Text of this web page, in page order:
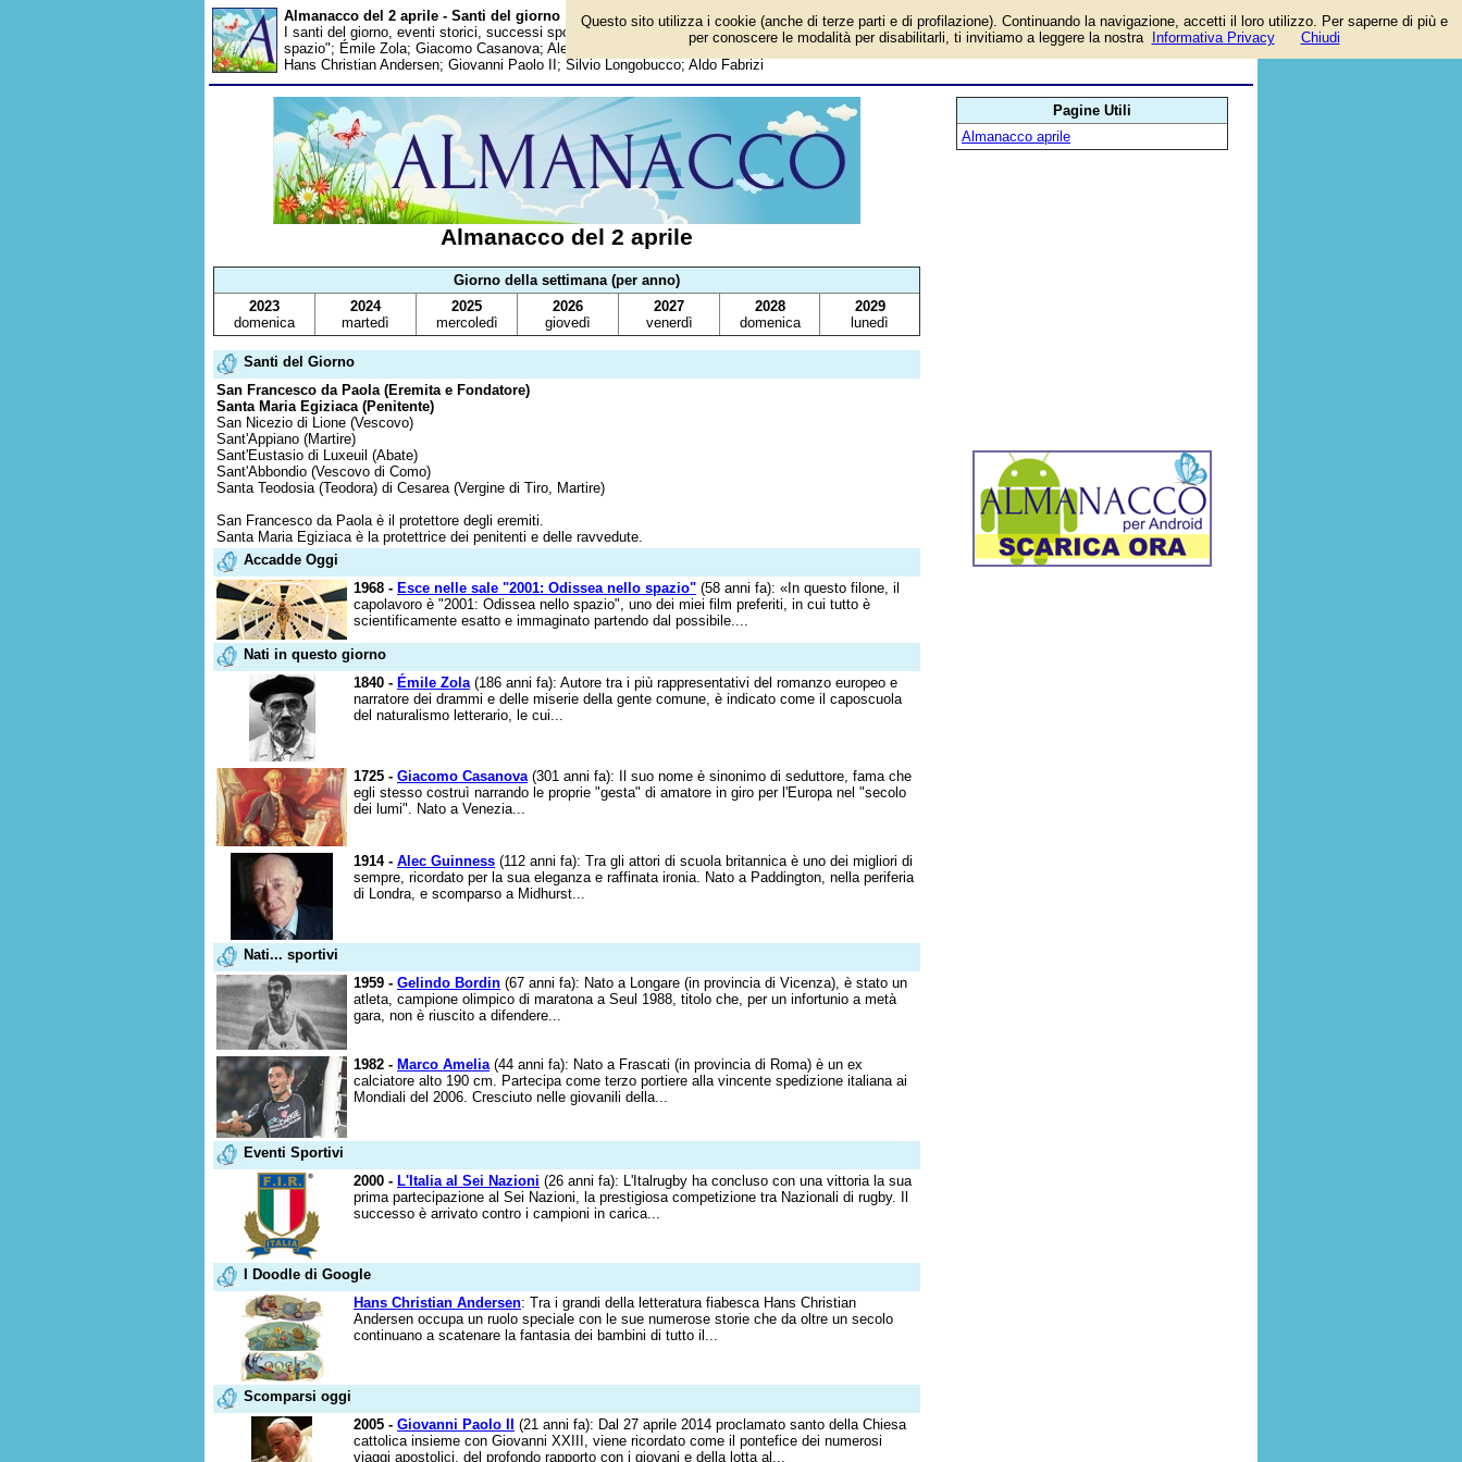
Almanacco del 2 aprile - Santi del giorno
I santi del giorno, eventi storici, successi sportivi, anniversari e curiosità: Esce nelle sale "2001: Odissea nello
spazio"; Émile Zola; Giacomo Casanova; Alec Guinness; Gelindo Bordin; Marco Amelia; L'Italia al Sei Nazioni;
Hans Christian Andersen; Giovanni Paolo II; Silvio Longobucco; Aldo Fabrizi
Almanacco del 2 aprile
Giorno della settimana (per anno)
2023
domenica
2024
martedì
2025
mercoledì
2026
giovedì
2027
venerdì
2028
domenica
2029
lunedì
Santi del Giorno
San Francesco da Paola (Eremita e Fondatore)
Santa Maria Egiziaca (Penitente)
San Nicezio di Lione (Vescovo)
Sant'Appiano (Martire)
Sant'Eustasio di Luxeuil (Abate)
Sant'Abbondio (Vescovo di Como)
Santa Teodosia (Teodora) di Cesarea (Vergine di Tiro, Martire)
San Francesco da Paola è il protettore degli eremiti.
Santa Maria Egiziaca è la protettrice dei penitenti e delle ravvedute.
Accadde Oggi
1968 - Esce nelle sale "2001: Odissea nello spazio" (58 anni fa): «In questo filone, il
capolavoro è "2001: Odissea nello spazio", uno dei miei film preferiti, in cui tutto è
scientificamente esatto e immaginato partendo dal possibile....
Nati in questo giorno
1840 - Émile Zola(186 anni fa): Autore tra i più rappresentativi del romanzo europeo e
narratore dei drammi e delle miserie della gente comune, è indicato come il caposcuola
del naturalismo letterario, le cui...
1725 - Giacomo Casanova(301 anni fa): Il suo nome è sinonimo di seduttore, fama che
egli stesso costruì narrando le proprie "gesta" di amatore in giro per l'Europa nel "secolo
dei lumi". Nato a Venezia...
1914 - Alec Guinness (112 anni fa): Tra gli attori di scuola britannica è uno dei migliori di
sempre, ricordato per la sua eleganza e raffinata ironia. Nato a Paddington, nella periferia
di Londra, e scomparso a Midhurst...
Nati... sportivi
1959 - Gelindo Bordin (67 anni fa): Nato a Longare (in provincia di Vicenza), è stato un
atleta, campione olimpico di maratona a Seul 1988, titolo che, per un infortunio a metà
gara, non è riuscito a difendere...
1982 - Marco Amelia(44 anni fa): Nato a Frascati (in provincia di Roma) è un ex
calciatore alto 190 cm. Partecipa come terzo portiere alla vincente spedizione italiana ai
Mondiali del 2006. Cresciuto nelle giovanili della...
Eventi Sportivi
2000 - L'Italia al Sei Nazioni (26 anni fa): L'Italrugby ha concluso con una vittoria la sua
prima partecipazione al Sei Nazioni, la prestigiosa competizione tra Nazionali di rugby. Il
successo è arrivato contro i campioni in carica...
I Doodle di Google
Hans Christian Andersen: Tra i grandi della letteratura fiabesca Hans Christian
Andersen occupa un ruolo speciale con le sue numerose storie che da oltre un secolo
continuano a scatenare la fantasia dei bambini di tutto il...
Scomparsi oggi
2005 - Giovanni Paolo II
(21 anni fa): Dal 27 aprile 2014 proclamato santo della Chiesa
cattolica insieme con Giovanni XXIII, viene ricordato come il pontefice dei numerosi
viaggi apostolici, del profondo rapporto con i giovani e della lotta al...
Pagine Utili
Almanacco aprile
Questo sito utilizza i cookie (anche di terze parti e di profilazione). Continuando la navigazione, accetti il loro utilizzo. Per saperne di più e
per conoscere le modalità per disabilitarli, ti invitiamo a leggere la nostra
Informativa Privacy Chiudi